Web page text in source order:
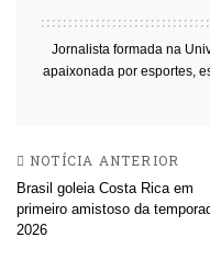
Jornalista formada na
apaixonada por esportes,
NOTÍCIA ANTERIOR
Brasil goleia Costa Rica em
primeiro amistoso da
2026